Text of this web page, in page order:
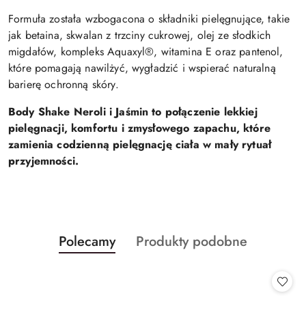
Formuła została wzbogacona o składniki pielęgnujące, takie
jak betaina, skwalan z trzciny cukrowej, olej ze słodkich
migdałów, kompleks Aquaxyl®, witamina E oraz pantenol,
które pomagają nawilżyć, wygładzić i wspierać naturalną
barierę ochronną skóry.
Body Shake Neroli i Jaśmin to połączenie lekkiej
pielęgnacji, komfortu i zmysłowego zapachu, które
zamienia codzienną pielęgnację ciała w mały rytuał
przyjemności.
Pomiń karuzelę produktów
Produkty
o
Polecamy
Produkty
Produkty podobne